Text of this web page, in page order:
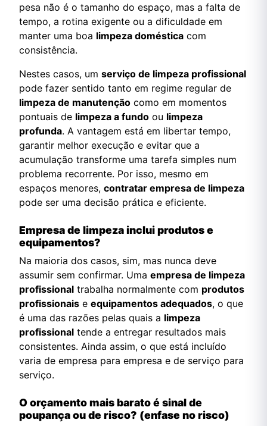
pesa não é o tamanho do espaço, mas a falta de
tempo, a rotina exigente ou a dificuldade em
manter uma boa limpeza doméstica com
consistência.
Nestes casos, um serviço de limpeza profissional
pode fazer sentido tanto em regime regular de
limpeza de manutenção como em momentos
pontuais de limpeza a fundo ou limpeza
profunda. A vantagem está em libertar tempo,
garantir melhor execução e evitar que a
acumulação transforme uma tarefa simples num
problema recorrente. Por isso, mesmo em
espaços menores, contratar empresa de limpeza
pode ser uma decisão prática e eficiente.
Empresa de limpeza inclui produtos e
equipamentos?
Na maioria dos casos, sim, mas nunca deve
assumir sem confirmar. Uma empresa de limpeza
profissional trabalha normalmente com produtos
profissionais e equipamentos adequados, o que
é uma das razões pelas quais a limpeza
profissional tende a entregar resultados mais
consistentes. Ainda assim, o que está incluído
varia de empresa para empresa e de serviço para
serviço.
O orçamento mais barato é sinal de
poupança ou de risco? (enfase no risco)